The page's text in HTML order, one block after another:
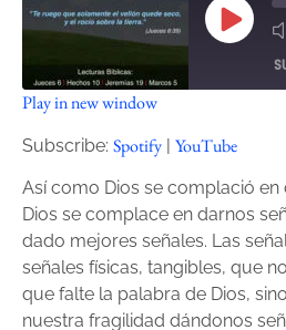
Spotify
RSS FEED
SHARE
LINK
EMBED
Play in new window
Subscribe: Spotify | YouTube
Así como Dios se complació
Dios se complace en darnos
dado mejores señales. Las
señales físicas, tangibles, que
que falte la palabra de Dios,
nuestra fragilidad dándonos